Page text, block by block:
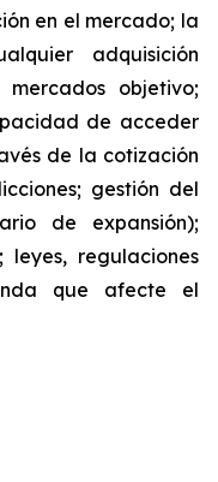
en el mercado; la
adquisición
objetivo;
de acceder
de la cotización
gestión del
de expansión);
regulaciones
que afecte el